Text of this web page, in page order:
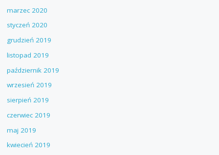
marzec 2020
styczeń 2020
grudzień 2019
listopad 2019
październik 2019
wrzesień 2019
sierpień 2019
czerwiec 2019
maj 2019
kwiecień 2019